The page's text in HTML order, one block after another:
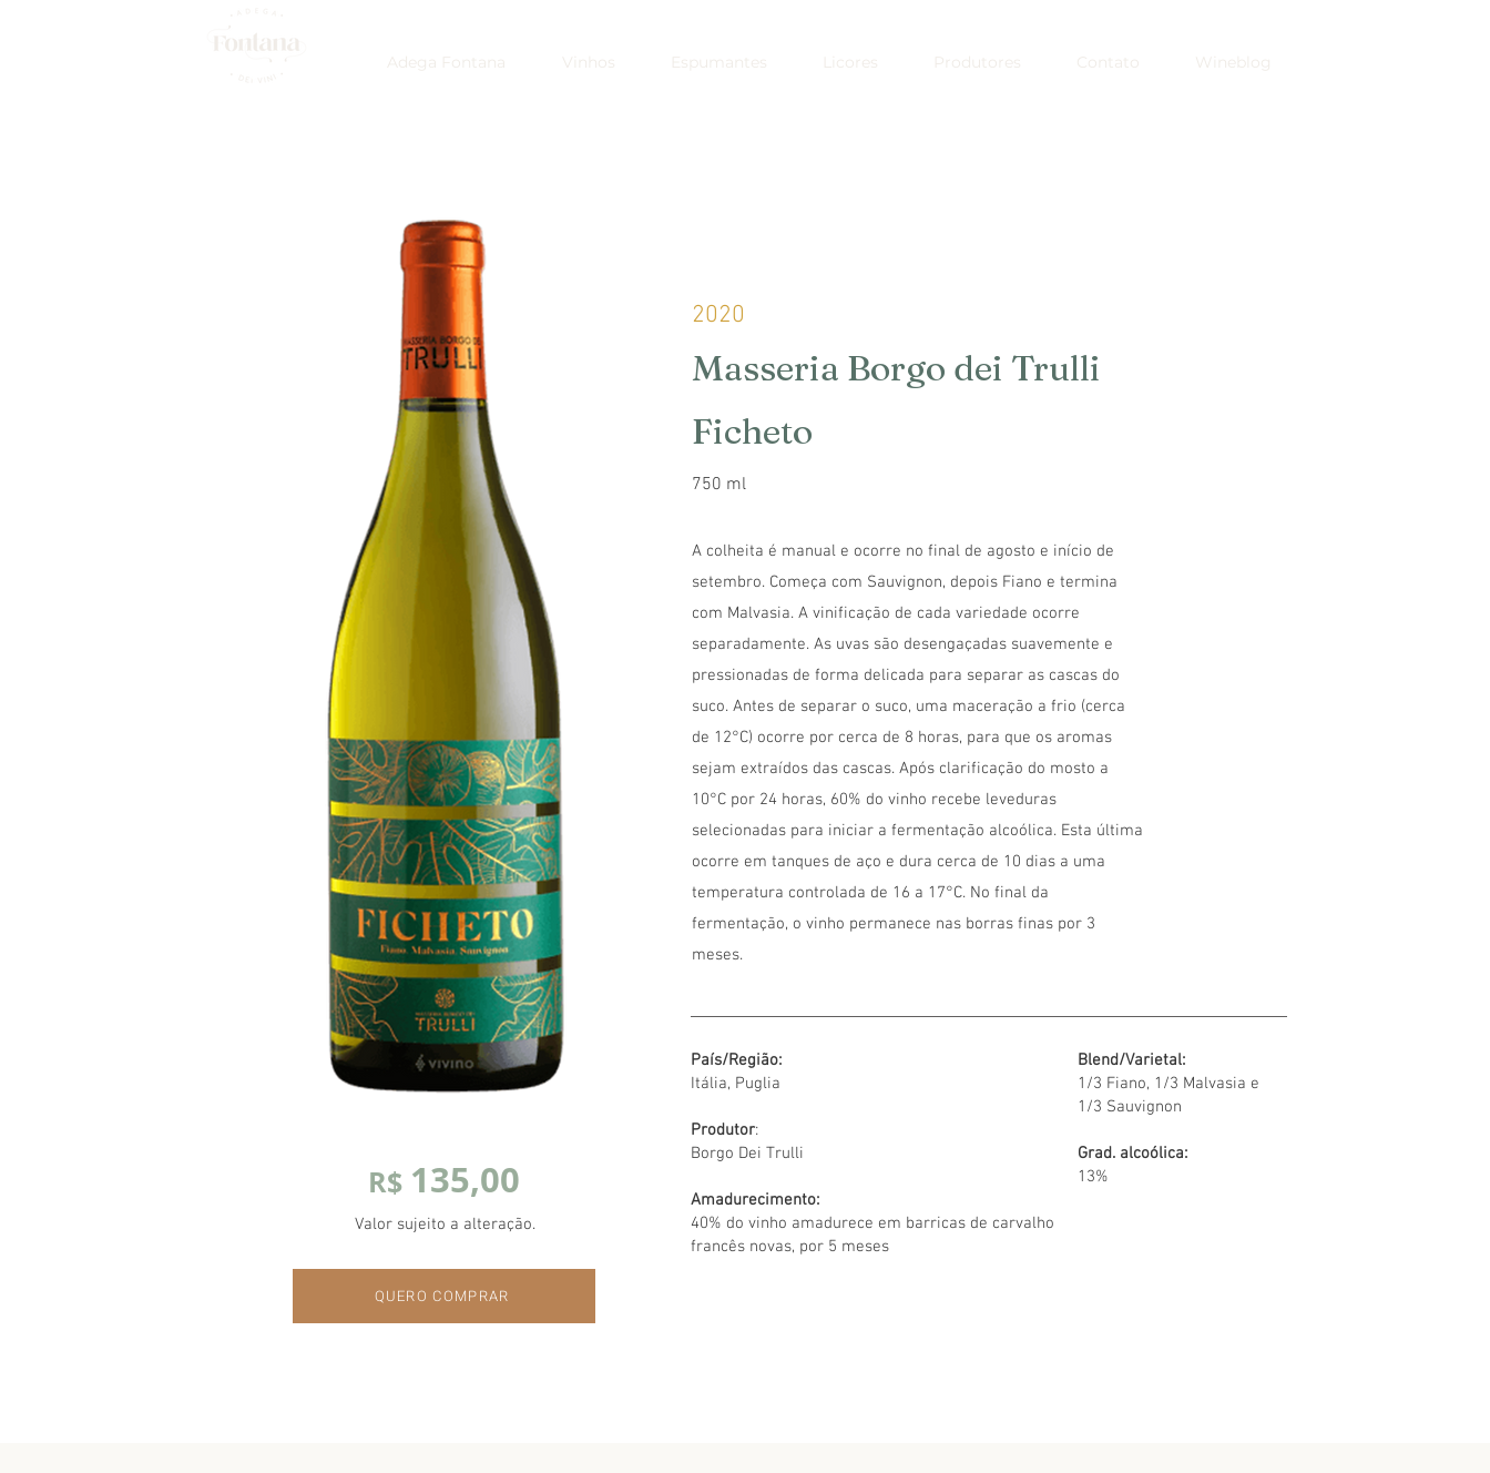
Adega Fontana Vinhos Espumantes Licores Produtores Contato Wineblog
R$ 135,00
Valor sujeito a alteração.
QUERO COMPRAR
2020
Masseria Borgo dei Trulli
Ficheto
750 ml
A colheita é manual e ocorre no final de agosto e início de
setembro. Começa com Sauvignon, depois Fiano e termina
com Malvasia. A vinificação de cada variedade ocorre
separadamente. As uvas são desengaçadas suavemente e
pressionadas de forma delicada para separar as cascas do
suco. Antes de separar o suco, uma maceração a frio (cerca
de 12°C) ocorre por cerca de 8 horas, para que os aromas
sejam extraídos das cascas. Após clarificação do mosto a
10°C por 24 horas, 60% do vinho recebe leveduras
selecionadas para iniciar a fermentação alcoólica. Esta última
ocorre em tanques de aço e dura cerca de 10 dias a uma
temperatura controlada de 16 a 17°C. No final da
fermentação, o vinho permanece nas borras finas por 3
meses.
País/Região:
Itália, Puglia
Produtor:
Borgo Dei Trulli
Amadurecimento:
40% do vinho amadurece em barricas de carvalho
francês novas, por 5 meses
Blend/Varietal:
1/3 Fiano, 1/3 Malvasia e
1/3 Sauvignon
Grad. alcoólica:
13%